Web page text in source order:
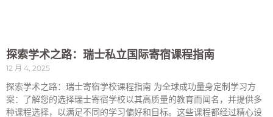
探索学术之路：瑞士私立国际寄宿课程指南
12 月 4, 2025
探索学术之路：瑞士寄宿学校课程指南 为全球成功量身定制学习方
案：了解您的选择瑞士寄宿学校以其高质量的教育而闻名，并提供多
种课程选择，以满足不同的学习偏好和目标。这些课程都经过精心设